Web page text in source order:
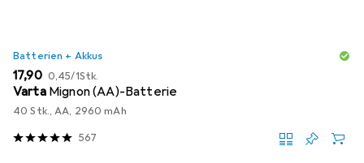
Batterien + Akkus
EUR
17,90 EUR
0,45/1Stk.
Varta Mignon (AA)-Batterie
40 Stk., AA, 2960 mAh
567